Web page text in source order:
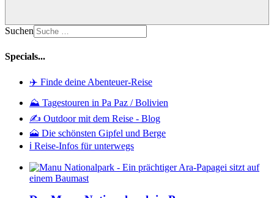
Suchen
Specials...
✈️ Finde deine Abenteuer-Reise
⛰️ Tagestouren in Pa Paz / Bolivien
✍️ Outdoor mit dem Reise - Blog
🗻 Die schönsten Gipfel und Berge
ℹ️ Reise-Infos für unterwegs